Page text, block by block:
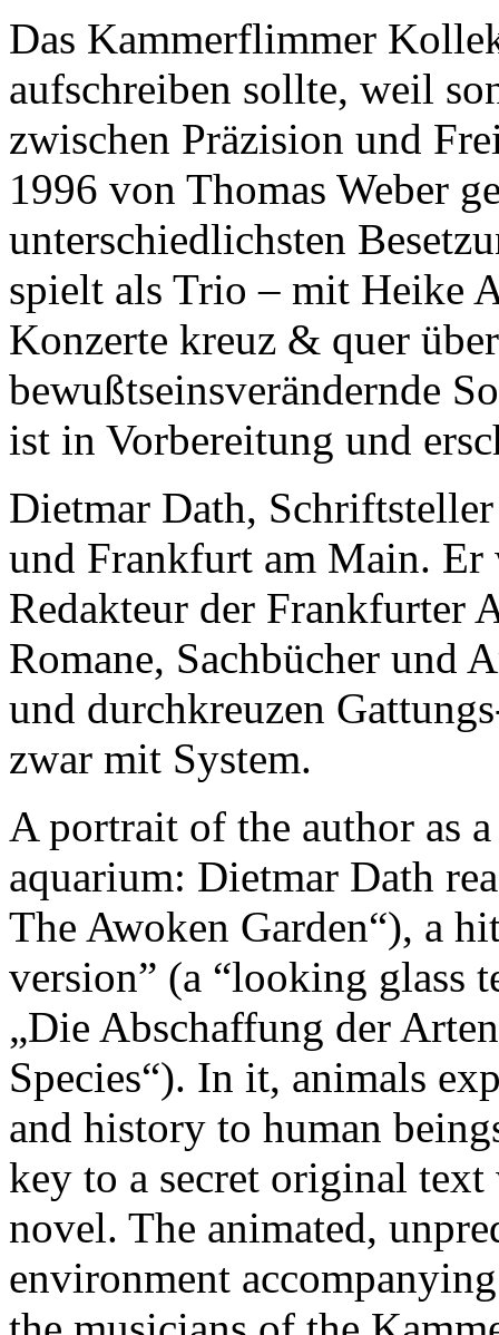
Das Kammerflimmer
aufschreiben sollte, weil
zwischen Präzision und
1996 von Thomas Weber
unterschiedlichsten
spielt als Trio – mit Heike
Konzerte kreuz & quer
bewußtseinsverändernde
ist in Vorbereitung und
Dietmar Dath,
und Frankfurt am Main. Er
Redakteur der Frankfurter
Romane, Sachbücher und
und durchkreuzen
zwar mit System.
A portrait of the author as
aquarium: Dietmar Dath
The Awoken Garden“), a
version” (a “looking glass
„Die Abschaffung der
Species“). In it, animals
and history to human
key to a secret original
novel. The animated,
environment